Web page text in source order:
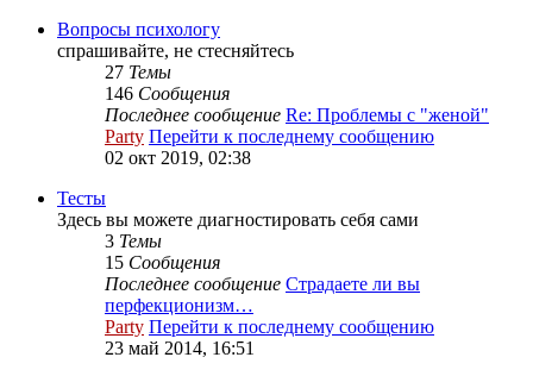
Вопросы психологу
спрашивайте, не стесняйтесь
27 Темы
146 Сообщения
Последнее сообщение Re: Проблемы с "женой"
Party Перейти к последнему сообщению
02 окт 2019, 02:38
Тесты
Здесь вы можете диагностировать себя сами
3 Темы
15 Сообщения
Последнее сообщение Страдаете ли вы
перфекционизм…
Party Перейти к последнему сообщению
23 май 2014, 16:51